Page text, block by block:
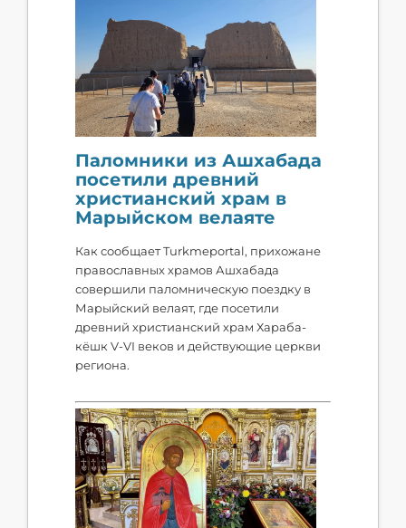
Паломники из Ашхабада
посетили древний
христианский храм в
Марыйском велаяте
Как сообщает Turkmeportal, прихожане
православных храмов Ашхабада
совершили паломническую поездку в
Марыйский велаят, где посетили
древний христианский храм Хараба-
кёшк V-VI веков и действующие церкви
региона.